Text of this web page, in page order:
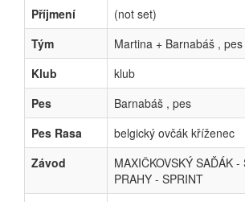
Příjmení
(not set)
Tým
Martina + Barnabáš , pes
Klub
klub
Pes
Barnabáš , pes
Pes Rasa
belgický ovčák kříženec
Závod
MAXIČKOVSKÝ SAĎÁK -
PRAHY - SPRINT